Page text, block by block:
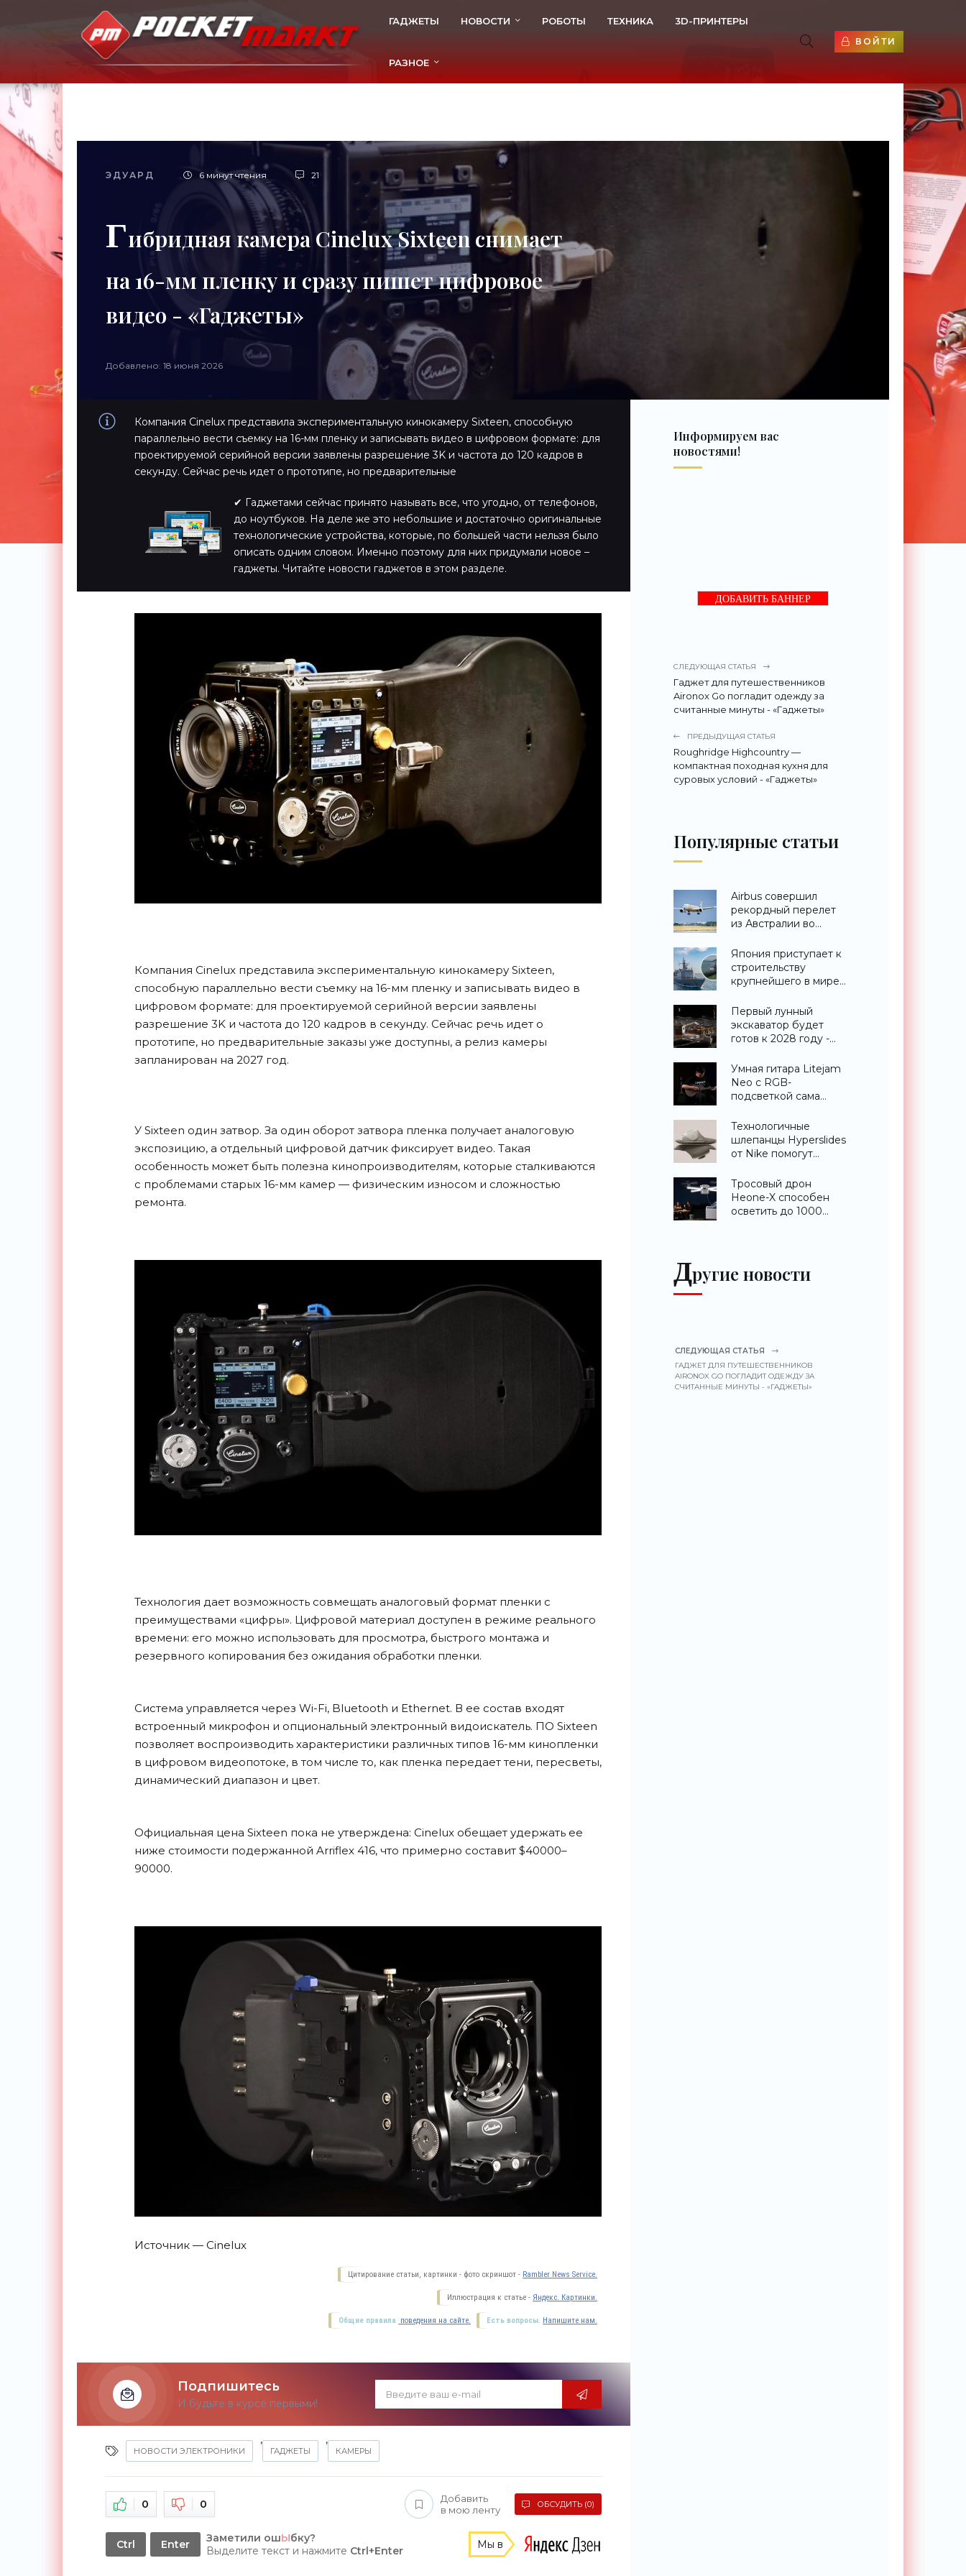
ГАДЖЕТЫ НОВОСТИ РОБОТЫ ТЕХНИКА 3D-ПРИНТЕРЫ
РАЗНОЕ
ВОЙТИ
ЭДУАРД 6 минут чтения 21
Гибридная камера Cinelux Sixteen снимает
на 16-мм пленку и сразу пишет цифровое
видео - «Гаджеты»
Добавлено: 18 июня 2026
Компания Cinelux представила экспериментальную кинокамеру Sixteen, способную
параллельно вести съемку на 16-мм пленку и записывать видео в цифровом формате: для
проектируемой серийной версии заявлены разрешение 3K и частота до 120 кадров в
секунду. Сейчас речь идет о прототипе, но предварительные
✔ Гаджетами сейчас принято называть все, что угодно, от телефонов,
до ноутбуков. На деле же это небольшие и достаточно оригинальные
технологические устройства, которые, по большей части нельзя было
описать одним словом. Именно поэтому для них придумали новое –
гаджеты. Читайте новости гаджетов в этом разделе.
Компания Cinelux представила экспериментальную кинокамеру Sixteen,
способную параллельно вести съемку на 16-мм пленку и записывать видео в
цифровом формате: для проектируемой серийной версии заявлены
разрешение 3K и частота до 120 кадров в секунду. Сейчас речь идет о
прототипе, но предварительные заказы уже доступны, а релиз камеры
запланирован на 2027 год.
У Sixteen один затвор. За один оборот затвора пленка получает аналоговую
экспозицию, а отдельный цифровой датчик фиксирует видео. Такая
особенность может быть полезна кинопроизводителям, которые сталкиваются
с проблемами старых 16-мм камер — физическим износом и сложностью
ремонта.
Технология дает возможность совмещать аналоговый формат пленки с
преимуществами «цифры». Цифровой материал доступен в режиме реального
времени: его можно использовать для просмотра, быстрого монтажа и
резервного копирования без ожидания обработки пленки.
Система управляется через Wi-Fi, Bluetooth и Ethernet. В ее состав входят
встроенный микрофон и опциональный электронный видоискатель. ПО Sixteen
позволяет воспроизводить характеристики различных типов 16-мм кинопленки
в цифровом видеопотоке, в том числе то, как пленка передает тени, пересветы,
динамический диапазон и цвет.
Официальная цена Sixteen пока не утверждена: Cinelux обещает удержать ее
ниже стоимости подержанной Arriflex 416, что примерно составит $40000–
90000.
Источник — Cinelux
Цитирование статьи, картинки - фото скриншот - Rambler News Service.
Иллюстрация к статье - Яндекс. Картинки.
Есть вопросы. Напишите нам.
Общие правила поведения на сайте.
Подпишитесь
И будьте в курсе первыми!
НОВОСТИ ЭЛЕКТРОНИКИ
,
ГАДЖЕТЫ
,
КАМЕРЫ
0 0
Добавить
в мою ленту
ОБСУДИТЬ (0)
Ctrl Enter Заметили ошЫбку?
Выделите текст и нажмите Ctrl+Enter Мы в
Информируем вас
новостями!
ДОБАВИТЬ БАННЕР
СЛЕДУЮЩАЯ СТАТЬЯ
Гаджет для путешественников
Aironox Go погладит одежду за
считанные минуты - «Гаджеты»
ПРЕДЫДУЩАЯ СТАТЬЯ
Roughridge Highcountry —
компактная походная кухня для
суровых условий - «Гаджеты»
Популярные статьи
Airbus совершил
рекордный перелет
из Австралии во
«Техника»
Япония приступает к
строительству
крупнейшего в мире
ПРО AEGIS -
«Оружие»
Первый лунный
экскаватор будет
готов к 2028 году -
Умная гитара Litejam
Neo с RGB-
подсветкой сама
«Гаджеты»
Технологичные
шлепанцы Hyperslides
от Nike помогут
ноги после
тренировки -
«Гаджеты»
Тросовый дрон
Heone-X способен
осветить до 1000
Другие новости
СЛЕДУЮЩАЯ СТАТЬЯ
ГАДЖЕТ ДЛЯ ПУТЕШЕСТВЕННИКОВ
AIRONOX GO ПОГЛАДИТ ОДЕЖДУ ЗА
СЧИТАННЫЕ МИНУТЫ - «ГАДЖЕТЫ»